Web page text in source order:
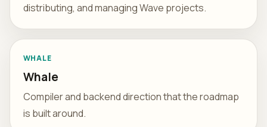
distributing, and managing Wave projects.
WHALE
Whale
Compiler and backend direction that the roadmap
is built around.